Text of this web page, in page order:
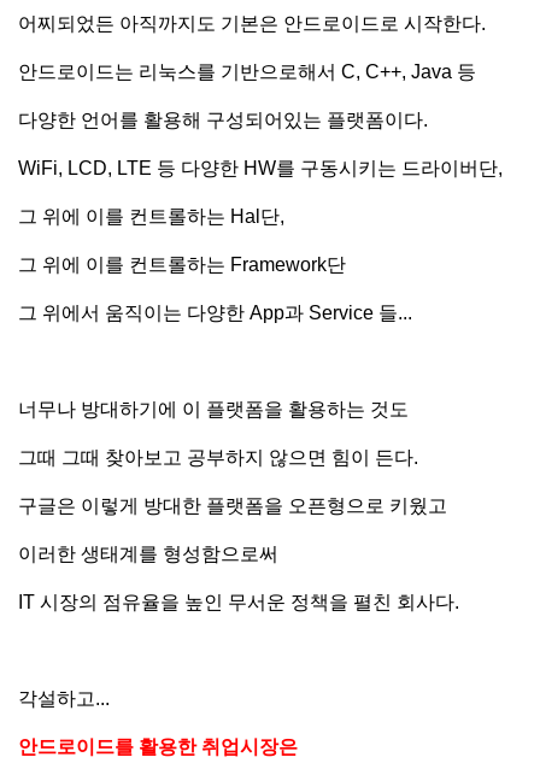
어찌되었든 아직까지도 기본은 안드로이드로 시작한다.
안드로이드는 리눅스를 기반으로해서 C, C++, Java 등
다양한 언어를 활용해 구성되어있는 플랫폼이다.
WiFi, LCD, LTE 등 다양한 HW를 구동시키는 드라이버단,
그 위에 이를 컨트롤하는 Hal단,
그 위에 이를 컨트롤하는 Framework단
그 위에서 움직이는 다양한 App과 Service 들...
너무나 방대하기에 이 플랫폼을 활용하는 것도
그때 그때 찾아보고 공부하지 않으면 힘이 든다.
구글은 이렇게 방대한 플랫폼을 오픈형으로 키웠고
이러한 생태계를 형성함으로써
IT 시장의 점유율을 높인 무서운 정책을 펼친 회사다.
각설하고...
안드로이드를 활용한 취업시장은